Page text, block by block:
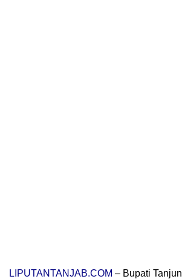
LIPUTANTANJAB.COM – Bupati